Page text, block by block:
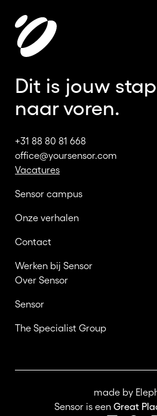
Dit is jouw stap
naar voren.
+31 88 80 81 668
office@yoursensor.com
Vacatures
Sensor campus
Onze verhalen
Contact
Werken bij Sensor
Over Sensor
Sensor
The Specialist Group
made by
Sensor is een Great